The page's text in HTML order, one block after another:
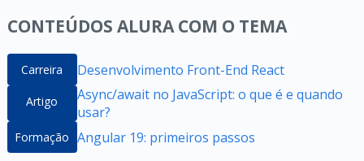
CONTEÚDOS ALURA COM O TEMA
Carreira Desenvolvimento Front-End React
Artigo
Async/await no JavaScript: o que é e quando
usar?
Formação Angular 19: primeiros passos